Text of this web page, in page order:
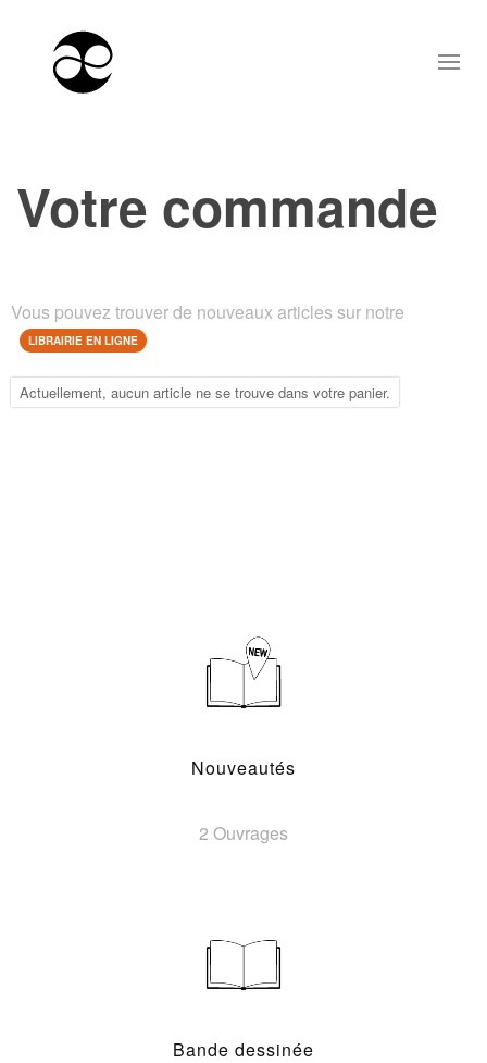
Votre commande
Vous pouvez trouver de nouveaux articles sur notre
LIBRAIRIE EN LIGNE
Actuellement, aucun article ne se trouve dans votre panier.
Nouveautés
2 Ouvrages
Bande dessinée